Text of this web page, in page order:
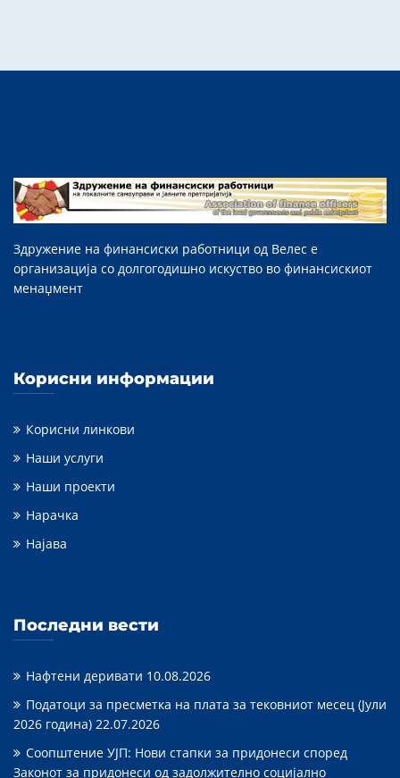
Здружение на финансиски работници од Велес е
организација со долгогодишно искуство во финансискиот
менаџмент
Корисни информации
Корисни линкови
Наши услуги
Наши проекти
Нарачка
Најава
Последни вести
Нафтени деривати 10.08.2026
Податоци за пресметка на плата за тековниот месец (Јули
2026 година) 22.07.2026
Соопштение УЈП: Нови стапки за придонеси според
Законот за придонеси од задолжително социјално